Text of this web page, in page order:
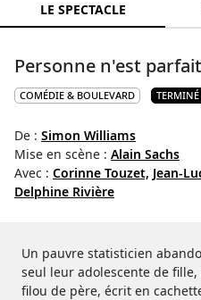
LE SPECTACLE
Personne n'est parfait
COMÉDIE & BOULEVARD TERMINÉ
De : Simon Williams
Mise en scène : Alain Sachs
Avec : Corinne Touzet, Jean-
Delphine Rivière
Un pauvre statisticien
seul leur adolescente de
filou de père, écrit en